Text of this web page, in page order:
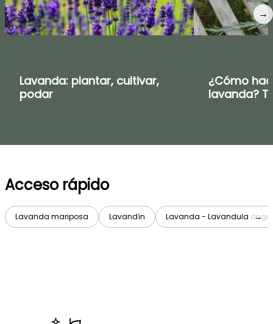
Lavanda: plantar, cultivar,
podar
¿Cómo
lavanda?
→
Acceso rápido
Lavanda mariposa Lavandín Lavanda - Lavandula →